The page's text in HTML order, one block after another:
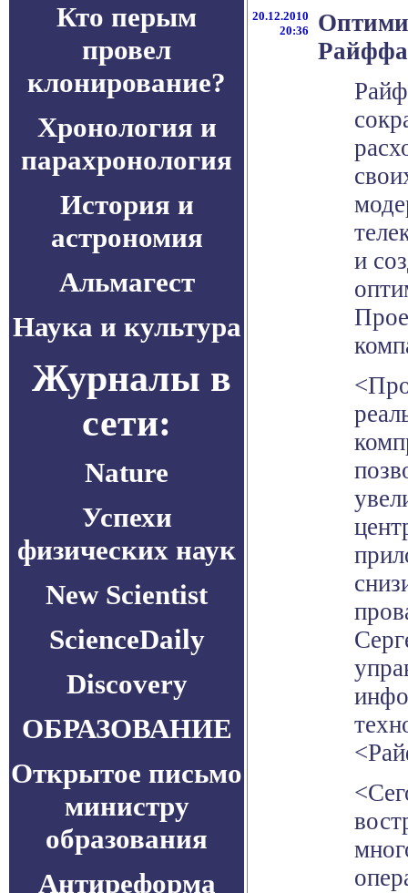
Кто перым
провел
клонирование?
Хронология и
парахронология
История и
астрономия
Альмагест
Наука и культура
Журналы в
сети:
Nature
Успехи
физических наук
New Scientist
ScienceDaily
Discovery
ОБРАЗОВАНИЕ
Открытое письмо
министру
образования
Антиреформа
20.12.2010
20:36
и